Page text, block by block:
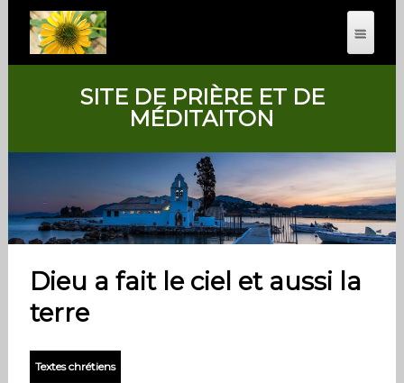
SITE DE PRIÈRE ET DE
MÉDITAITON
Dieu a fait le ciel et aussi la
terre
Textes chrétiens